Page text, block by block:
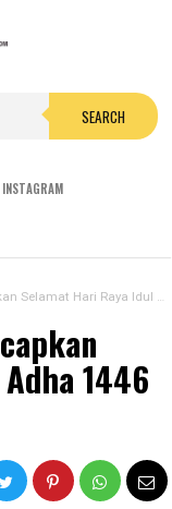
SEARCH
INSTAGRAM
Hari Raya Idul Adha 1446 H
1446